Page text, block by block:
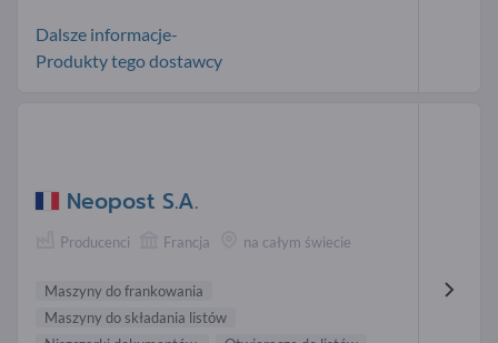
Dalsze informacje-
Produkty tego dostawcy
Neopost S.A.
Producenci Francja na całym świecie
Maszyny do frankowania
Maszyny do składania listów